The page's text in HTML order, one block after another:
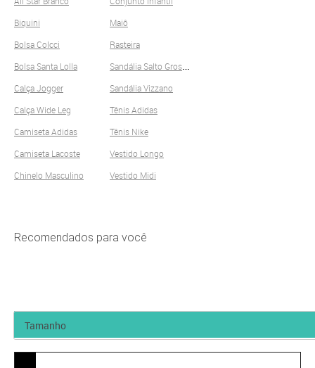
Biquini
Bolsa Colcci
Bolsa Santa Lolla
Calça Jogger
Calça Wide Leg
Camiseta Adidas
Camiseta Lacoste
Chinelo Masculino
Maiô
Rasteira
S
andália Salto Grosso
Sandália Vizzano
Tênis Adidas
Tênis Nike
Vestido Longo
Vestido Midi
Recomendados para você